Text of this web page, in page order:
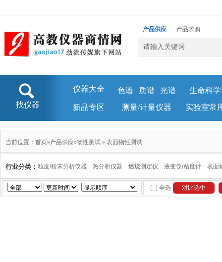
产品供应
产品求购
企业库
找仪器
仪器大全 色谱 质谱 光谱
生命科学
新品专区
测量/计量仪器 实验室常
当前位置： 首页»产品供应»物性测试 » 表面物性测试
行业分类： 粒度/粉末分析仪器 热分析仪器 燃烧测定仪 液变仪/粘度计 表面
全选